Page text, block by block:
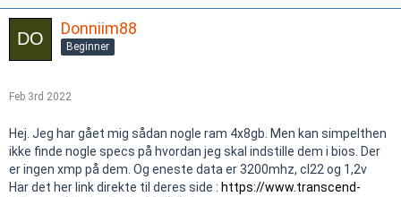
Donniim88
Beginner
Feb 3rd 2022
Hej. Jeg har gået mig sådan nogle ram 4x8gb. Men kan simpelthen
ikke finde nogle specs på hvordan jeg skal indstille dem i bios. Der
er ingen xmp på dem. Og eneste data er 3200mhz, cl22 og 1,2v
Har det her link direkte til deres side : https://www.transcend-